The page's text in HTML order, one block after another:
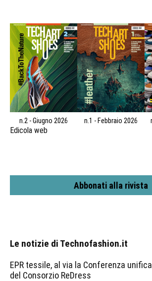
n.2 - Giugno 2026 n.1 - Febbraio 2026
Edicola web
Abbonati alla rivista
Le notizie di Technofashion.it
EPR tessile, al via la Conferenza
del Consorzio ReDress